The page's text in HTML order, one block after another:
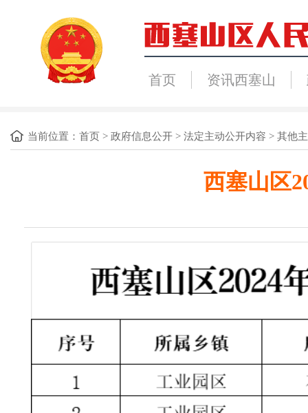
首页 资讯西塞山
当前位置： 首页 > 政府信息公开 > 法定主动公开内容 > 其他
西塞山区